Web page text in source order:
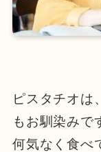
ピスタチオは
もお馴染みで
何気なく食べ